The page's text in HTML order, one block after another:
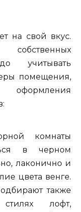
на свой вкус.
учитывать
помещения,
оформления
комнаты
в черном
лаконично и
цвета венге.
также
лофт,